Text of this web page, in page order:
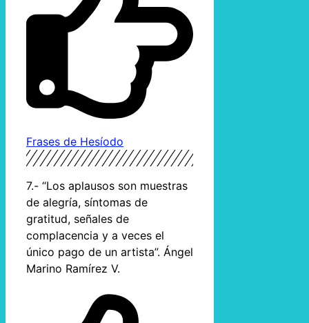
Frases de Hesíodo
7.- “Los aplausos son muestras
de alegría, síntomas de
gratitud, señales de
complacencia y a veces el
único pago de un artista”. Ángel
Marino Ramírez V.